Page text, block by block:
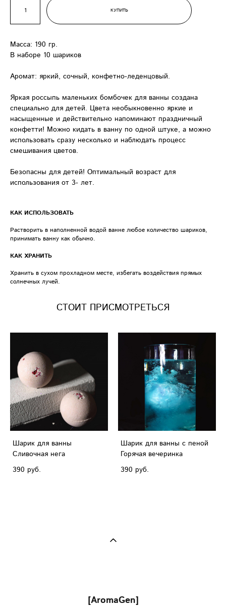
КУПИТЬ
Масса: 190 гр.
В наборе 10 шариков
Аромат: яркий, сочный, конфетно-леденцовый.
Яркая россыпь маленьких бомбочек для ванны создана
специально для детей. Цвета необыкновенно яркие и
насыщенные и действительно напоминают праздничный
конфетти! Можно кидать в ванну по одной штуке, а можно
использовать сразу несколько и наблюдать процесс
смешивания цветов.
Безопасны для детей! Оптимальный возраст для
использования от 3- лет.
КАК ИСПОЛЬЗОВАТЬ
Растворить в наполненной водой ванне любое количество шариков,
принимать ванну как обычно.
КАК ХРАНИТЬ
Хранить в сухом прохладном месте, избегать воздействия прямых
солнечных лучей.
СТОИТ ПРИСМОТРЕТЬСЯ
Шарик для ванны
Сливочная нега
390 pуб.
Шарик для ванны с пеной
Горячая вечеринка
390 pуб.
[AromaGen]